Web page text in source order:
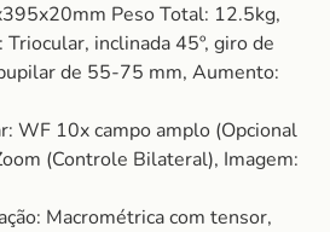
Peso Total: 12.5kg,
Triocular, inclinada 45º, giro de
de 55-75 mm, Aumento:
WF 10x campo amplo (Opcional
(Controle Bilateral), Imagem:
Macrométrica com tensor,